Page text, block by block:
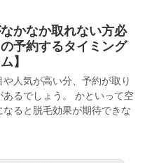
かなか取れない方必
予約するタイミング
】
や人気が高い分、予約が取り
あるでしょう。 かといって空
なると脱毛効果が期待できな